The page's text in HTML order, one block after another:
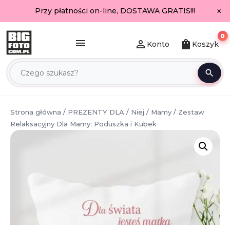
Przy płatności on-line, DOSTAWA GRATIS!!! ×
menu
search
person_outline Konto shopping_bag Koszyk
0
Strona główna / PREZENTY DLA / Niej / Mamy / Zestaw
Relaksacyjny Dla Mamy: Poduszka i Kubek